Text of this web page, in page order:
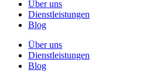
Über uns
Dienstleistungen
Blog
Über uns
Dienstleistungen
Blog